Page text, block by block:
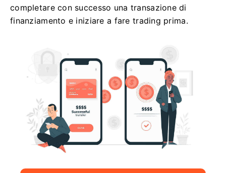
completare con successo una transazione di
finanziamento e iniziare a fare trading prima.